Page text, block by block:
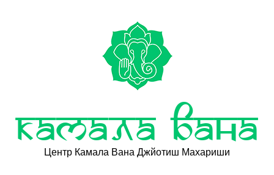
Камала Вана
Центр Камала Вана Джйотиш Махариши